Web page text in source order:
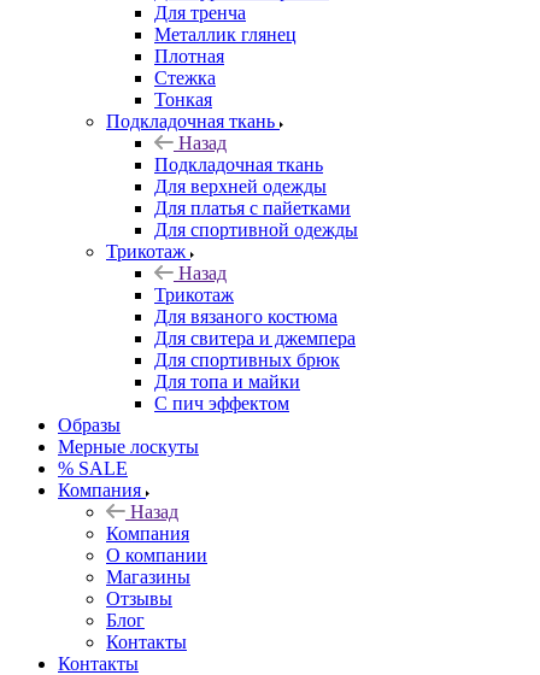
Для тренча
Металлик глянец
Плотная
Стежка
Тонкая
Подкладочная ткань
Назад
Подкладочная ткань
Для верхней одежды
Для платья с пайетками
Для спортивной одежды
Трикотаж
Назад
Трикотаж
Для вязаного костюма
Для свитера и джемпера
Для спортивных брюк
Для топа и майки
С пич эффектом
Образы
Мерные лоскуты
% SALE
Компания
Назад
Компания
О компании
Магазины
Отзывы
Блог
Контакты
Контакты